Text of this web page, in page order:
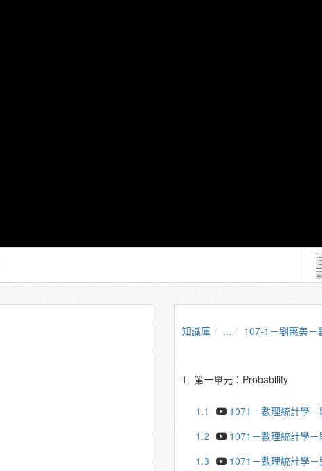
知識庫 ... 107-1－劉惠美－
1. 第一單元：Probability
1.1
1071－數理統計學
1.2
1071－數理統計學
1.3
1071－數理統計學